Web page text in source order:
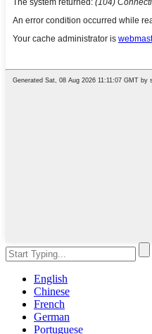
English
Chinese
French
German
Portuguese